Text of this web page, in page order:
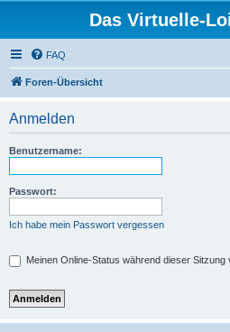
Das Virtuelle-
FAQ
Foren-Übersicht
Anmelden
Benutzername:
Passwort:
Ich habe mein Passwort vergessen
Meinen Online-Status während dieser Sitzung